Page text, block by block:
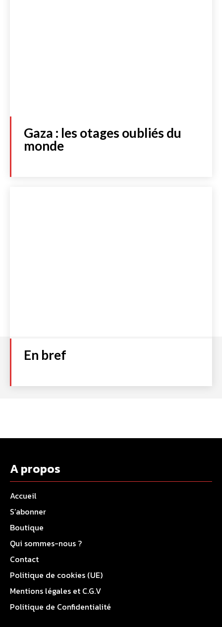
Gaza : les otages oubliés du
monde
En bref
A propos
Accueil
S’abonner
Boutique
Qui sommes-nous ?
Contact
Politique de cookies (UE)
Mentions légales et C.G.V
Politique de Confidentialité